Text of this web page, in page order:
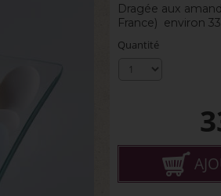
Dragée aux
France) environ
Quantité